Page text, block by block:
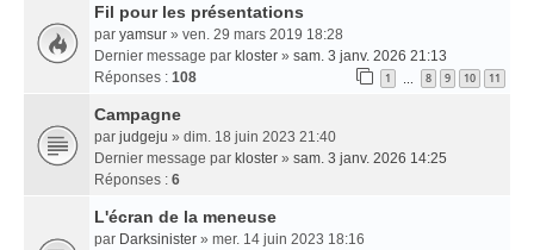
Fil pour les présentations
par yamsur » ven. 29 mars 2019 18:28
Dernier message par kloster » sam. 3 janv. 2026 21:13
Réponses : 108 1 8 9 10 11
Campagne
par judgeju » dim. 18 juin 2023 21:40
Dernier message par kloster » sam. 3 janv. 2026 14:25
Réponses : 6
L'écran de la meneuse
par Darksinister » mer. 14 juin 2023 18:16